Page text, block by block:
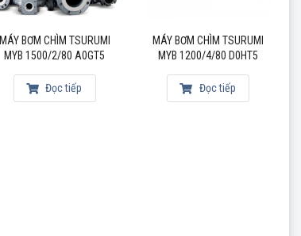
MÁY BƠM CHÌM TSURUMI
MYB 1500/2/80 A0GT5
Đọc tiếp
MÁY BƠM CHÌM TSURUMI
MYB 1200/4/80 D0HT5
Đọc tiếp